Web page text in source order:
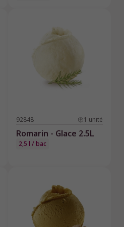
92848 1 unité
Romarin - Glace 2.5L
2,5 l / bac